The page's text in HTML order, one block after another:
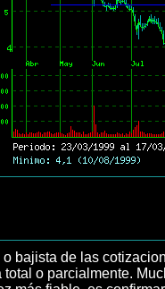
bajista de las
o parcialmente.